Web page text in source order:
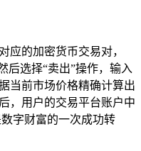
应的加密货币交易对，
后选择“卖出”操作，输入
当前市场价格精确计算出
，用户的交易平台账户中
字财富的一次成功转